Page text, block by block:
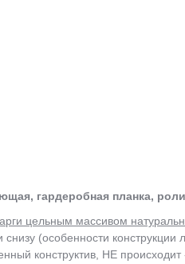
гардеробная планка,
цельным массивом
(особенности
конструктив, НЕ